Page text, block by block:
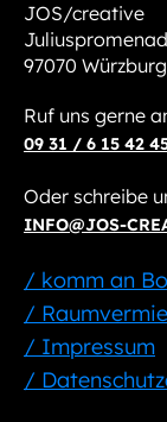
JOS/creative
97070 Würzburg
Ruf uns gerne
09 31 / 6 15 42
Oder schreibe
INFO@JOS-
/ komm an
/
/ Impressum
/